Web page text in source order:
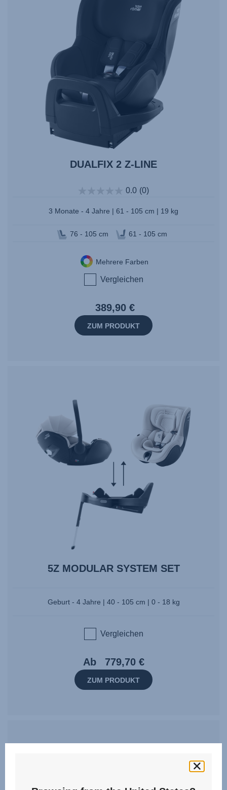
DUALFIX 2 Z-LINE
0.0 (0)
3 Monate - 4 Jahre | 61 - 105 cm | 19 kg
76 - 105 cm 61 - 105 cm
Mehrere Farben
Vergleichen
389,90 €
ZUM PRODUKT
5Z MODULAR SYSTEM SET
Geburt - 4 Jahre | 40 - 105 cm | 0 - 18 kg
Vergleichen
Ab 779,70 €
ZUM PRODUKT